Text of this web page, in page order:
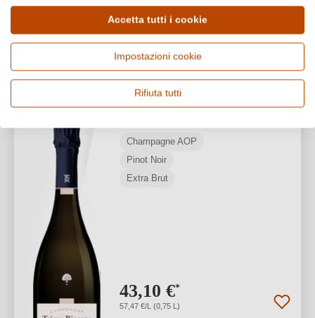
1
Maison Taisne Riocour
Rosé de saignée Champagne
AOP
Champagne AOP
Pinot Noir
Extra Brut
43,10 €*
57,47 €/L (0,75 L)
Accetta tutti i cookie
Impostazioni cookie
Rifiuta tutti